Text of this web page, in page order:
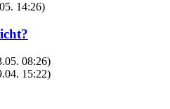
14:26)
08:26)
15:22)